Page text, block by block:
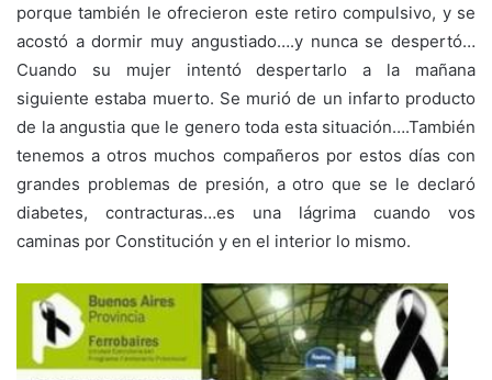
porque también le ofrecieron este retiro compulsivo, y se
acostó a dormir muy angustiado….y nunca se despertó…
Cuando su mujer intentó despertarlo a la mañana
siguiente estaba muerto. Se murió de un infarto producto
de la angustia que le genero toda esta situación….También
tenemos a otros muchos compañeros por estos días con
grandes problemas de presión, a otro que se le declaró
diabetes, contracturas…es una lágrima cuando vos
caminas por Constitución y en el interior lo mismo.